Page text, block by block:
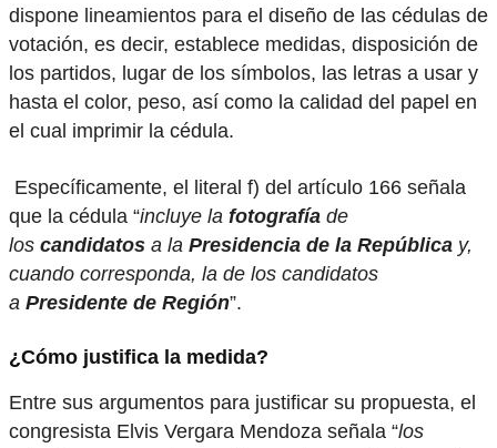
dispone lineamientos para el diseño de las cédulas de
votación, es decir, establece medidas, disposición de
los partidos, lugar de los símbolos, las letras a usar y
hasta el color, peso, así como la calidad del papel en
el cual imprimir la cédula.
Específicamente, el literal f) del artículo 166 señala
que la cédula “incluye la fotografía de
los candidatos a la Presidencia de la República y,
cuando corresponda, la de los candidatos
a Presidente de Región”.
¿Cómo justifica la medida?
Entre sus argumentos para justificar su propuesta, el
congresista Elvis Vergara Mendoza señala “los